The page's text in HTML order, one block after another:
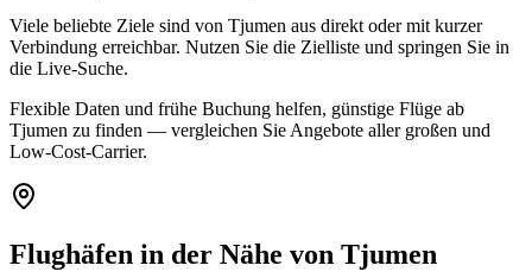
Viele beliebte Ziele sind von Tjumen aus direkt oder mit kurzer
Verbindung erreichbar. Nutzen Sie die Zielliste und springen Sie in
die Live-Suche.
Flexible Daten und frühe Buchung helfen, günstige Flüge ab
Tjumen zu finden — vergleichen Sie Angebote aller großen und
Low-Cost-Carrier.
Flughäfen in der Nähe von Tjumen